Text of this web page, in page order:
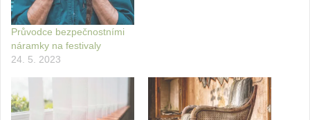
Průvodce bezpečnostními
náramky na festivaly
24. 5. 2023